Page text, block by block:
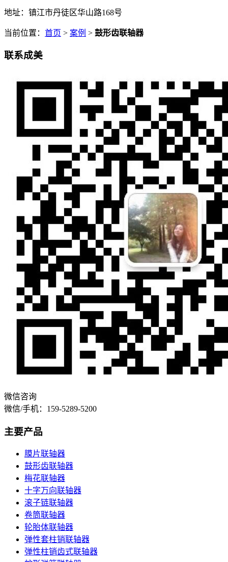
地址：镇江市丹徒区华山路168号
当前位置： 首页 > 案例 > 鼓形齿联轴器
联系成美
微信咨询
微信/手机：159-5289-5200
主要产品
膜片联轴器
鼓形齿联轴器
梅花联轴器
十字万向联轴器
滚子链联轴器
卷筒联轴器
轮胎体联轴器
弹性套柱销联轴器
弹性柱销齿式联轴器